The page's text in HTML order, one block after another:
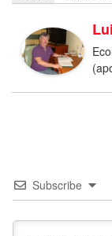
Subscribe